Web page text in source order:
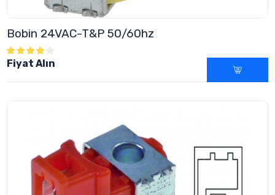
Bobin 24VAC-T&P 50/60hz
Fiyat Alın